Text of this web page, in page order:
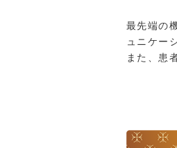
最先端の
ュニケー
また、患